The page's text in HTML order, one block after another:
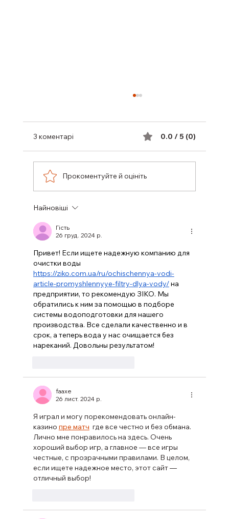
ВИГОДОВУВАННЯ
3 коментарі 0.0 / 5 (0)
Прокоментуйте й оцініть
Найновіші
Гість
26 груд. 2024 р.
Привет! Если ищете надежную компанию для
очистки воды
https://ziko.com.ua/ru/ochischennya-vodi-
article-promyshlennyye-filtry-dlya-vody/ на
предприятии, то рекомендую ЗІКО. Мы
обратились к ним за помощью в подборе
системы водоподготовки для нашего
производства. Все сделали качественно и в
срок, а теперь вода у нас очищается без
нареканий. Довольны результатом!
faaxe
26 лист. 2024 р.
Я играл и могу порекомендовать онлайн-
казино пре матч
  где все честно и без обмана.
Лично мне понравилось на здесь. Очень
хороший выбор игр, а главное — все игры
честные, с прозрачными правилами. В целом,
если ищете надежное место, этот сайт —
отличный выбор!